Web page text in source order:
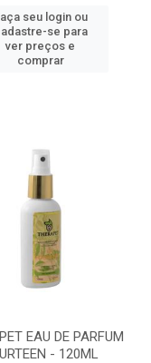
seu login ou
se para
ver preços e
comprar
EAU DE PARFUM
- 120ML